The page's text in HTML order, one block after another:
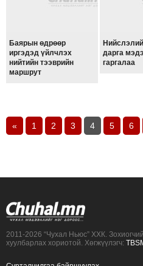
Баярын өдрөөр
иргэдэд үйлчлэх
нийтийн тээврийн
маршрут
дарга
гаргалаа
« 1 2 3 4 5 6
2011-2026 “Чухал Ньюс” ХХК.
хуулбарлах хориотой. Хөгжүүлэгч: